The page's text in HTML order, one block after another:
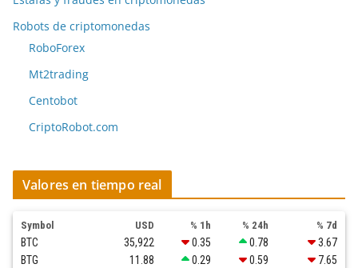
Robots de criptomonedas
RoboForex
Mt2trading
Centobot
CriptoRobot.com
Valores en tiempo real
Symbol USD % 1h % 24h % 7d
BTC 35,922 0.35 0.78
3.67
BTG
11.88 0.29 0.59
7.65